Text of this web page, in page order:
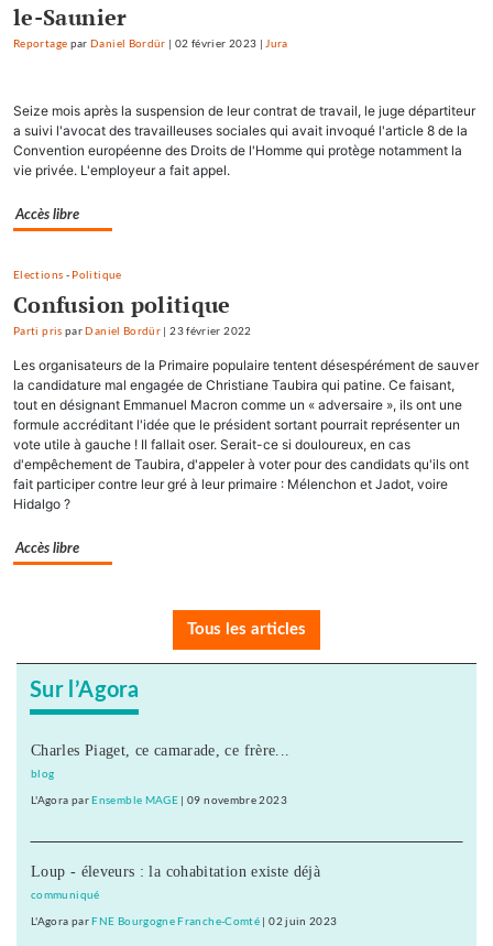
le-Saunier
Reportage par Daniel Bordür 02 février 2023 |Jura
Seize mois après la suspension de leur contrat de travail, le juge départiteur
a suivi l'avocat des travailleuses sociales qui avait invoqué l'article 8 de la
Convention européenne des Droits de l'Homme qui protège notamment la
vie privée. L'employeur a fait appel.
Accès libre
Elections - Politique
Confusion politique
Parti pris par Daniel Bordür |23 février 2022
Les organisateurs de la Primaire populaire tentent désespérément de sauver
la candidature mal engagée de Christiane Taubira qui patine. Ce faisant,
tout en désignant Emmanuel Macron comme un « adversaire », ils ont une
formule accréditant l'idée que le président sortant pourrait représenter un
vote utile à gauche ! Il fallait oser. Serait-ce si douloureux, en cas
d'empêchement de Taubira, d'appeler à voter pour des candidats qu'ils ont
fait participer contre leur gré à leur primaire : Mélenchon et Jadot, voire
Hidalgo ?
Accès libre
Tous les articles
Sur l’Agora
Charles Piaget, ce camarade, ce frère...
blog
L'Agora par Ensemble MAGE |09 novembre 2023
Loup - éleveurs : la cohabitation existe déjà
communiqué
L'Agora par FNE Bourgogne Franche-Comté |02 juin 2023